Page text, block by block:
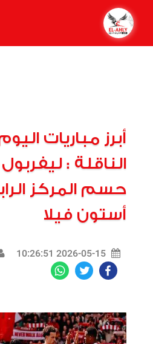
أبرز مباريات
الناقلة : ليفربول
حسم المركز
أستون فيلا
2026-05-15 10:26:51
Facebook
Twitter